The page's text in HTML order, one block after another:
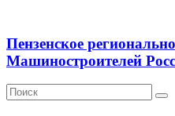
Пензенское
Машиностроителей